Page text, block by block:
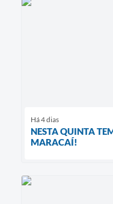
Há 4 dias
NESTA QUINTA
MARACAÍ!